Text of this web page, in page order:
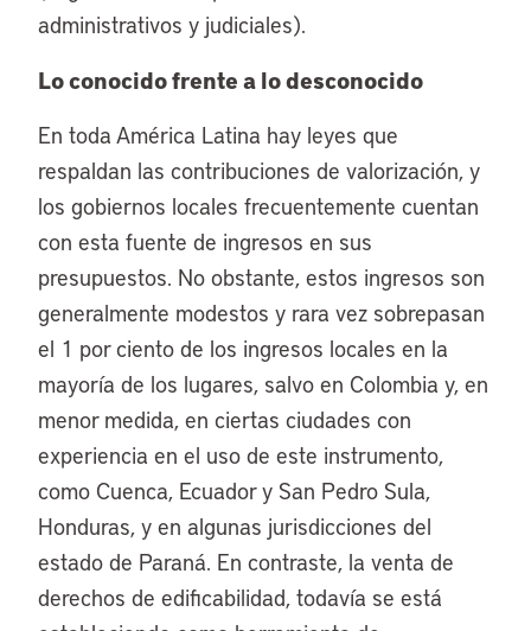
administrativos y judiciales).
Lo conocido frente a lo desconocido
En toda América Latina hay leyes que
respaldan las contribuciones de valorización, y
los gobiernos locales frecuentemente cuentan
con esta fuente de ingresos en sus
presupuestos. No obstante, estos ingresos son
generalmente modestos y rara vez sobrepasan
el 1 por ciento de los ingresos locales en la
mayoría de los lugares, salvo en Colombia y, en
menor medida, en ciertas ciudades con
experiencia en el uso de este instrumento,
como Cuenca, Ecuador y San Pedro Sula,
Honduras, y en algunas jurisdicciones del
estado de Paraná. En contraste, la venta de
derechos de edificabilidad, todavía se está